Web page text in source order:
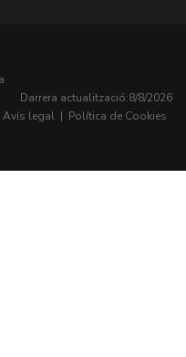
Darrera actualització:8/8/2026
Avís legal | Política de Cookies